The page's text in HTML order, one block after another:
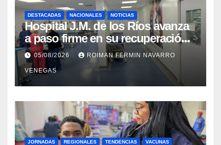
DESTACADAS NACIONALES NOTICIAS
Hospital J.M. de los Ríos avanza
a paso firme en su recuperación
tras los recientes eventos
sísmicos
05/08/2026 ROIMAN FERMIN NAVARRO
VENEGAS
JORNADAS REGIONALES TENDENCIAS VACUNAS